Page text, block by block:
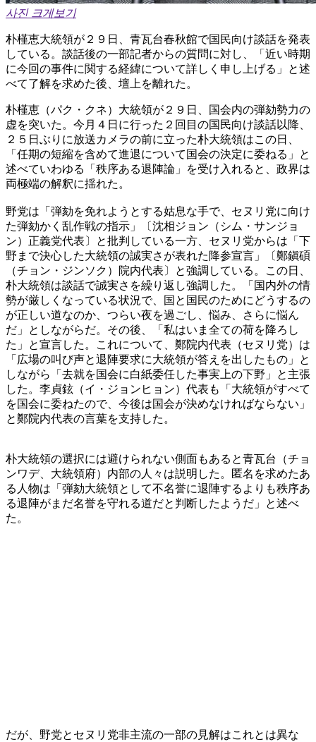
사진 크게보기
朴槿恵大統領が２９日、青瓦台春秋館で国民向け談話を発表
している。談話後の一部記者からの質問に対し、「近い時期
に今回の事件に関する経緯について詳しく申し上げる」と述
べて了解を求めた後、壇上を離れた。
朴槿恵（パク・クネ）大統領が２９日、国会内の弾劾勢力の
虚を突いた。今月４日に行った２回目の国民向け談話以降、
２５日ぶりに放送カメラの前に立った朴大統領はこの日、
「任期の短縮を含めて進退について国会の決定に委ねる」と
述べていわゆる「秩序ある退陣論」を受け入れると、政界は
両極端の解釈に揺れた。
野党は「弾劾を免れようとする姑息な手で、セヌリ党に向け
た弾劾かく乱作戦の指示」〔沈相ジョン（シム・サンジョ
ン）正義党代表〕と批判している一方、セヌリ党からは「下
野まで決心した大統領の誠実さが表れた降参宣言」〔鄭鎭碩
（チョン・ジンソク）院内代表〕と強調している。この日、
朴大統領は談話で誠実さを繰り返し強調した。「国内外の情
勢が厳しくなっている状況で、国と国民のためにどうするの
が正しい道なのか、つらい夜を過ごし、悩み、さらに悩ん
だ」としながらだ。その後、「私はいま全ての荷を降ろし
た」と宣言した。これについて、鄭院内代表（セヌリ党）は
「広場の叫び声と退陣要求に大統領が答えを出したもの」と
しながら「去就を国会に白紙委任した事実上の下野」と主張
した。李貞鉉（イ・ジョンヒョン）代表も「大統領がすべて
を国会に委ねたので、今後は国会が決めなければならない」
と鄭院内代表の言葉を支持した。
朴大統領の選択には避けられない側面もあると青瓦台（チョ
ンワデ、大統領府）内部の人々は説明した。匿名を求めたあ
る人物は「弾劾大統領として不名誉に退陣するよりも秩序あ
る退陣がまだ名誉を守れる道だと判断したようだ」と述べ
た。
だが、野党とセヌリ党非主流の一部の見解はこれとは異な